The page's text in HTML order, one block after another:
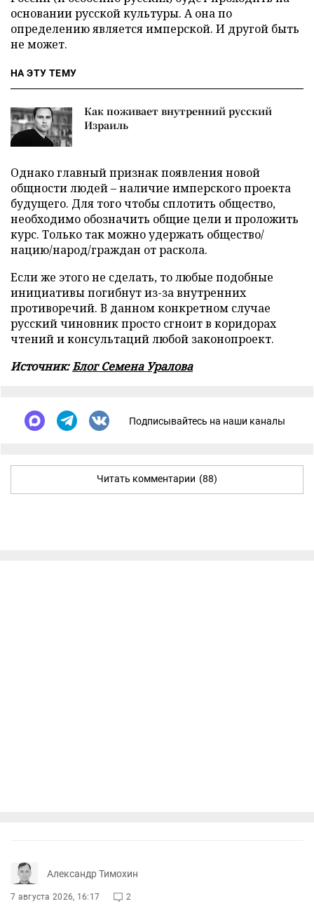
основании русской культуры. А она по
определению является имперской. И другой быть
не может.
НА ЭТУ ТЕМУ
Как поживает внутренний русский
Израиль
Однако главный признак появления новой
общности людей – наличие имперского проекта
будущего. Для того чтобы сплотить общество,
необходимо обозначить общие цели и проложить
курс. Только так можно удержать общество/
нацию/народ/граждан от раскола.
Если же этого не сделать, то любые подобные
инициативы погибнут из-за внутренних
противоречий. В данном конкретном случае
русский чиновник просто сгноит в коридорах
чтений и консультаций любой законопроект.
Источник:Блог Семена Уралова
Подписывайтесь на наши каналы
Читать комментарии (88)
Александр Тимохин
7 августа 2026, 16:17 2